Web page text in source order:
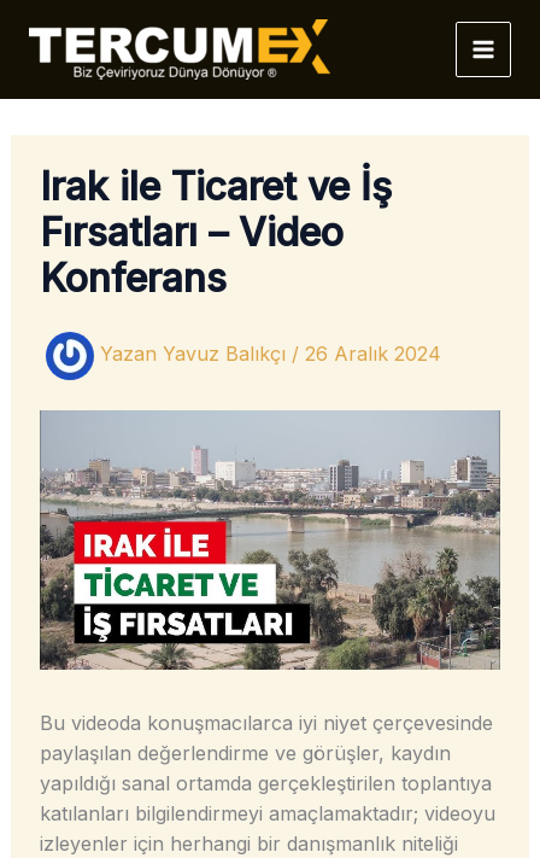
atla
Irak ile Ticaret ve İş
Fırsatları – Video
Konferans
Yazan Yavuz Balıkçı / 26 Aralık 2024
Bu videoda konuşmacılarca iyi niyet çerçevesinde
paylaşılan değerlendirme ve görüşler, kaydın
yapıldığı sanal ortamda gerçekleştirilen toplantıya
katılanları bilgilendirmeyi amaçlamaktadır; videoyu
izleyenler için herhangi bir danışmanlık niteliği